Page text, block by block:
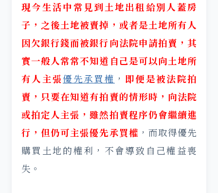
現今生活中常見到土地出租給別人蓋房
子，之後土地被賣掉，或者是土地所有人
因欠銀行錢而被銀行向法院申請拍賣，其
實一般人常常不知道自己是可以向土地所
有人主張優先承買權 ， 即便是被法院拍
賣，只要在知道有拍賣的情形時 ，向法院
或拍定人主張，雖然拍賣程序仍會繼續進
行，但仍可主張優先承買權 ，而取得優先
購買土地的權利，不會導致自己權益喪
失。